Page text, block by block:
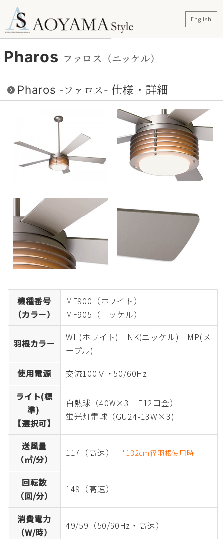
English
ファロス（ニッケル）
Pharos -ファロス- 仕様・詳細
機種番号
（カラー）
MF900（ホワイト）
MF905（ニッケル）
羽根カラー
WH(ホワイト) NK(ニッケル) MP(メ
ープル)
使用電源
交流100Ｖ・50/60Hz
ライト(標
準)
【選択可】
白熱球（40W×3 E12口金）
蛍光灯電球（GU24-13W×3)
送風量
（㎥/分）
117（高速） *132cm径羽根使用時
回転数
（回/分）
149（高速）
消費電力
（W/時）
49/59（50/60Hz・高速）